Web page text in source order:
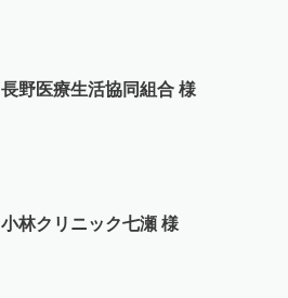
長野医療生活協同組合 様
小林クリニック七瀬 様